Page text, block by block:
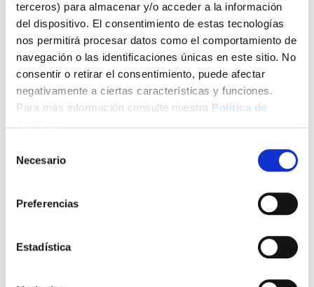
terceros) para almacenar y/o acceder a la información
del dispositivo. El consentimiento de estas tecnologías
nos permitirá procesar datos como el comportamiento de
navegación o las identificaciones únicas en este sitio. No
consentir o retirar el consentimiento, puede afectar
negativamente a ciertas características y funciones.
Para más información consulte nuestra Política de
Necesario
Preferencias
Estadística